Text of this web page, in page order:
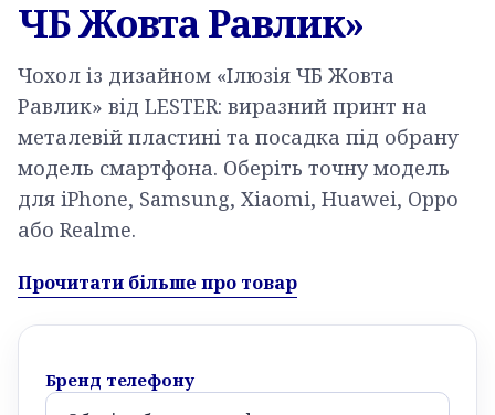
ЧБ Жовта Равлик»
Чохол із дизайном «Ілюзія ЧБ Жовта
Равлик» від LESTER: виразний принт на
металевій пластині та посадка під обрану
модель смартфона. Оберіть точну модель
для iPhone, Samsung, Xiaomi, Huawei, Oppo
або Realme.
Прочитати більше про товар
Бренд телефону